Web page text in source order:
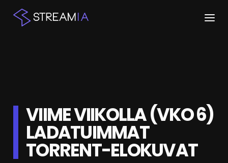
KESKUSTELU
SHOP
VIIME VIIKOLLA (VKO 6)
LADATUIMMAT
TORRENT-ELOKUVAT